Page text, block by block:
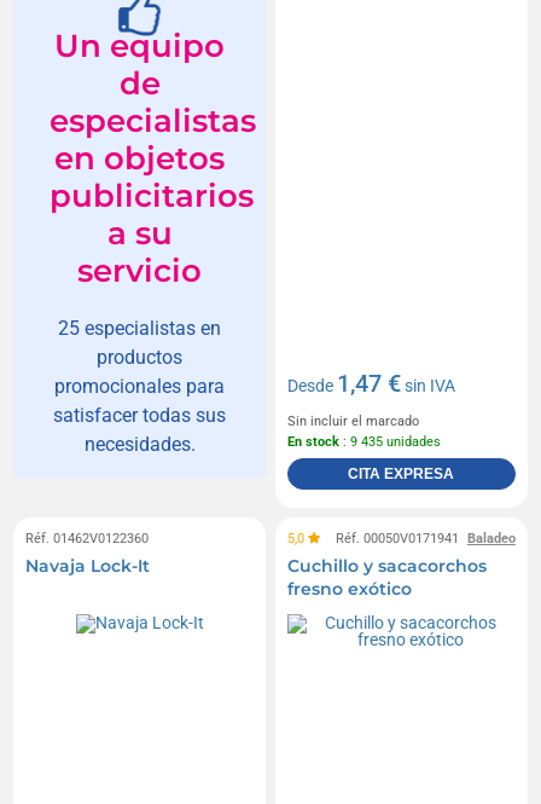
Un equipo
de
especialistas
en objetos
publicitarios
a su
servicio
25 especialistas en
productos
promocionales para
satisfacer todas sus
necesidades.
Desde 1,47 €sin IVA
Sin incluir el marcado
En stock : 9 435 unidades
CITA EXPRESA
Réf. 01462V0122360
Navaja Lock-It
Baladeo
5,0 Réf. 00050V0171941
Cuchillo y sacacorchos
fresno exótico